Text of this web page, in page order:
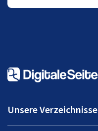
Unsere Verzeichnisse